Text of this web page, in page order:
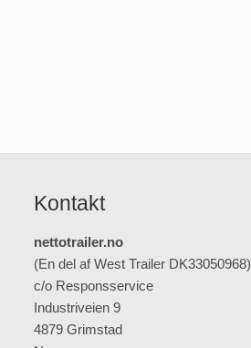
Kontakt
nettotrailer.no
(En del af West Trailer DK33050968)
c/o Responsservice
Industriveien 9
4879 Grimstad